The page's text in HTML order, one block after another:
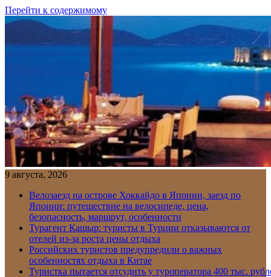
Перейти к содержимому
9 августа, 2026
Велозаезд на острове Хоккайдо в Японии, заезд по
Японии: путешествие на велосипеде, цена,
безопасность, маршрут, особенности
Турагент Кашыр: туристы в Турции отказываются от
отелей из-за роста цены отдыха
Российских туристов предупредили о важных
особенностях отдыха в Китае
Туристка пытается отсудить у туроператора 400 тыс.